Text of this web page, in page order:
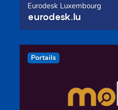
Eurodesk Luxembourg
eurodesk.lu
Portails